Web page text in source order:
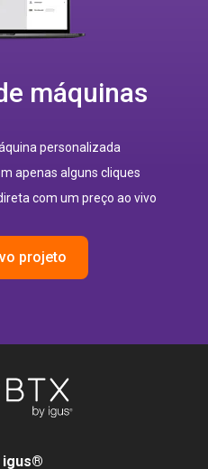
máquinas
personalizada
apenas alguns cliques
com um preço ao vivo
projeto
igus®